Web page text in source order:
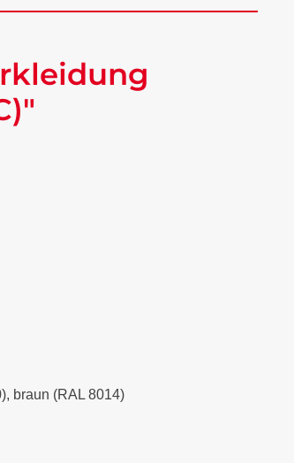
braun (RAL 8014)